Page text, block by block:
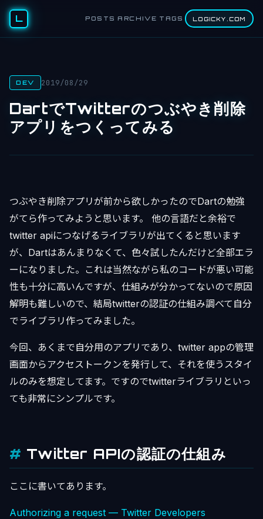
L POSTS ARCHIVE TAGS LOGICKY.COM
DEV 2019/08/29
DartでTwitterのつぶやき削除
アプリをつくってみる
つぶやき削除アプリが前から欲しかったのでDartの勉強
がてら作ってみようと思います。 他の言語だと余裕で
twitter apiにつなげるライブラリが出てくると思います
が、Dartはあんまりなくて、色々試したんだけど全部エラ
ーになりました。これは当然ながら私のコードが悪い可能
性も十分に高いんですが、仕組みが分かってないので原因
解明も難しいので、結局twitterの認証の仕組み調べて自分
でライブラリ作ってみました。
今回、あくまで自分用のアプリであり、twitter appの管理
画面からアクセストークンを発行して、それを使うスタイ
ルのみを想定してます。ですのでtwitterライブラリといっ
ても非常にシンプルです。
Twitter APIの認証の仕組み
ここに書いてあります。
Authorizing a request — Twitter Developers